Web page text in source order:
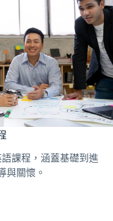
課程，涵蓋基礎到進
與關懷。